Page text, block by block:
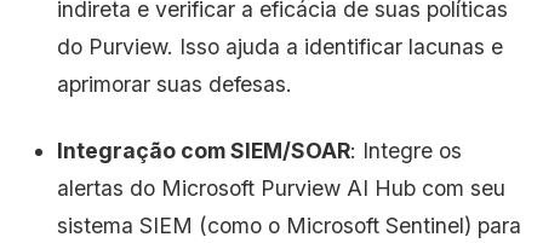
indireta e verificar a eficácia de suas políticas
do Purview. Isso ajuda a identificar lacunas e
aprimorar suas defesas.
Integração com SIEM/SOAR: Integre os
alertas do Microsoft Purview AI Hub com seu
sistema SIEM (como o Microsoft Sentinel) para